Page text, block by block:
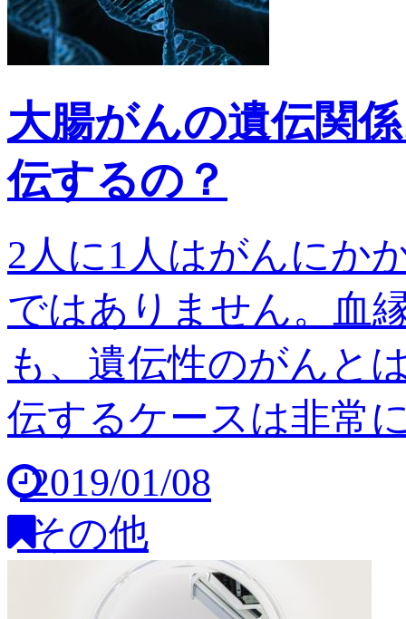
大腸がんの遺伝関
伝するの？
2人に1人はがんにか
ではありません。血
も、遺伝性のがんと
伝するケースは非常
2019/01/08
その他